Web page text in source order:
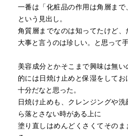
一番は「化粧品の作用は角層まで
という見出し。
角質層までなのは知ってたけど
大事と言うのは珍しい。と思って手
美容成分とかそこまで興味は無
的には日焼け止めと保湿をして
十分だなと思った。
日焼け止めも、クレンジングや
ら落とさない時がある上に
塗り直しはめんどくさくてその